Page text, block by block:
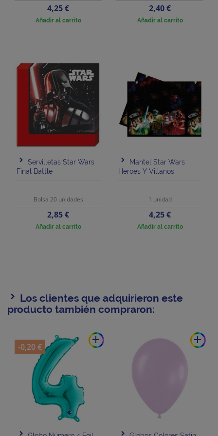
Precio
4,25 €
Añadir al carrito
Precio
2,40 €
Añadir al carrito
Servilletas Star Wars
Final Battle
Bolsa 20 unidades
Precio
2,85 €
Añadir al carrito
Mantel Star Wars
Heroes Y Villanos
1 unidad
Precio
4,25 €
Añadir al carrito
Los clientes que adquirieron este
producto también compraron:
add
-0,20 €
add